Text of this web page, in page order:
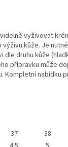
vyživovat
kůže. Je
dle druhu kůže
přípravku může
Kompletní nabídku
37
38